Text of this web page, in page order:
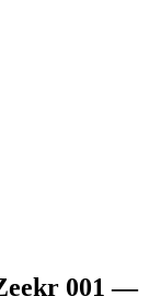
001 —